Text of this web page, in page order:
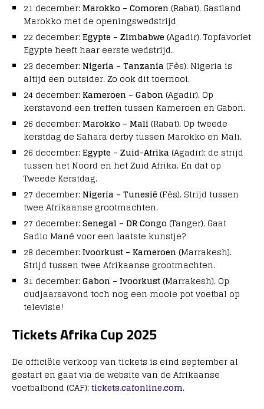
21 december:Marokko – Comoren (Rabat). Gastland
Marokko met de openingswedstrijd
22 december:Egypte – Zimbabwe (Agadir). Topfavoriet
Egypte heeft haar eerste wedstrijd.
23 december:Nigeria – Tanzania (Fès). Nigeria is
altijd een outsider. Zo ook dit toernooi.
24 december:Kameroen – Gabon (Agadir). Op
kerstavond een treffen tussen Kameroen en Gabon.
26 december:Marokko – Mali (Rabat). Op tweede
kerstdag de Sahara derby tussen Marokko en Mali.
26 december:Egypte – Zuid-Afrika (Agadir): de strijd
tussen het Noord en het Zuid Afrika. En dat op
Tweede Kerstdag.
27 december:Nigeria – Tunesië (Fès). Strijd tussen
twee Afrikaanse grootmachten.
27 december:Senegal – DR Congo (Tanger). Gaat
Sadio Mané voor een laatste kunstje?
28 december:Ivoorkust – Kameroen (Marrakesh).
Strijd tussen twee Afrikaanse grootmachten.
31 december:Gabon – Ivoorkust (Marrakesh). Op
oudjaarsavond toch nog een mooie pot voetbal op
televisie!
Tickets Afrika Cup 2025
De officiële verkoop van tickets is eind september al
gestart en gaat via de website van de Afrikaanse
voetbalbond (CAF):tickets.cafonline.com.